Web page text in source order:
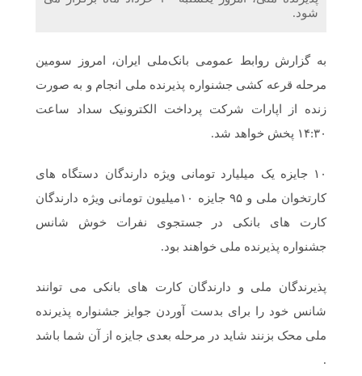
شود.
به گزارش روابط عمومی بانک‌ملی ایران، امروز سومین
مرحله قرعه کشی جشنواره پذیرنده ملی انجام و به صورت
زنده از اپارات شرکت پرداخت الکترونیک سداد ساعت
۱۴:۳۰ پخش خواهد شد.
۱۰ جایزه یک میلیارد تومانی ویژه دارندگان دستگاه های
کارتخوان ملی و ۹۵ جایزه ۱۰میلیون تومانی ویژه دارندگان
کارت های بانکی در جستجوی نفرات خوش شانس
جشنواره پذیرنده ملی خواهند بود.
پذیرندگان ملی و دارندگان کارت های بانکی می توانند
شانس خود را برای بدست آوردن جوایز جشنواره پذیرنده
ملی محک بزنند شاید در مرحله بعدی جایزه از آن شما باشد
.